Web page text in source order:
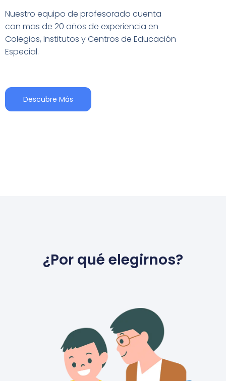
Directora
Nuestro equipo de profesorado cuenta
con mas de 20 años de experiencia en
Colegios, Institutos y Centros de Educación
Especial.
Descubre Más
¿Por qué elegirnos?